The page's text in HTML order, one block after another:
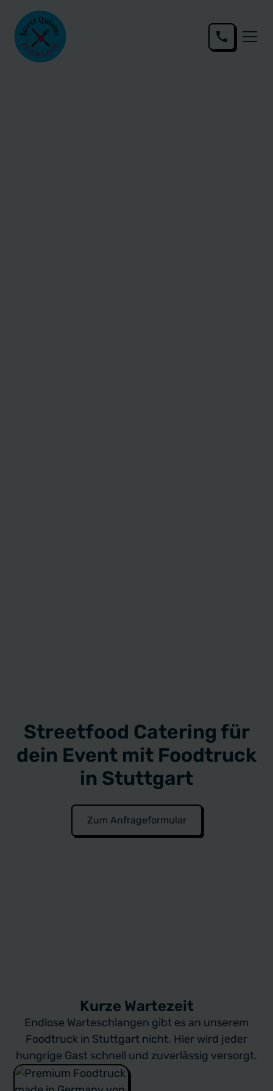
Streetfood Catering für
dein Event mit Foodtruck
in Stuttgart
Zum Anfrageformular
Kurze Wartezeit
Endlose Warteschlangen gibt es an unserem
Foodtruck in Stuttgart nicht. Hier wird jeder
hungrige Gast schnell und zuverlässig versorgt.